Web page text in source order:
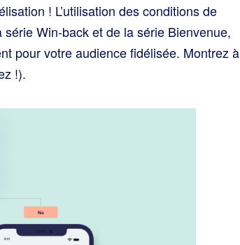
! L’utilisation des conditions de
Win-back et de la série Bienvenue,
pour votre audience fidélisée. Montrez à
!).